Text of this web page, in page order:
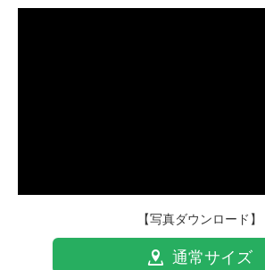
【写真ダウンロード】
通常サイズ